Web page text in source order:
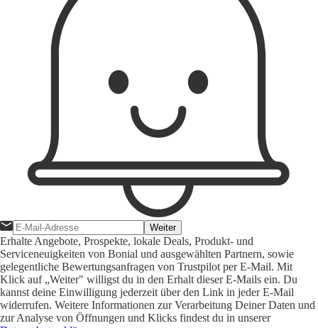
Weiter
Erhalte Angebote, Prospekte, lokale Deals, Produkt- und
Serviceneuigkeiten von Bonial und ausgewählten Partnern, sowie
gelegentliche Bewertungsanfragen von Trustpilot per E-Mail. Mit
Klick auf „Weiter" willigst du in den Erhalt dieser E-Mails ein. Du
kannst deine Einwilligung jederzeit über den Link in jeder E-Mail
widerrufen. Weitere Informationen zur Verarbeitung Deiner Daten und
zur Analyse von Öffnungen und Klicks findest du in unserer